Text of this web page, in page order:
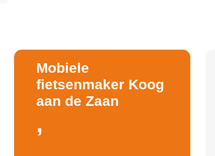
Mobiele
fietsenmaker Koog
aan de Zaan
,